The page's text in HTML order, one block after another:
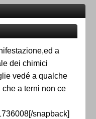
a
dei chimici
vedé a qualche
a terni non ce
snapback]